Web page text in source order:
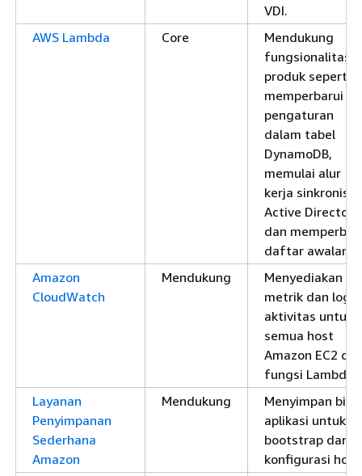
VDI.
AWS Lambda
Core
Mendukung
fungsionalitas
produk seperti
memperbarui
pengaturan
dalam tabel
DynamoDB,
memulai alur
kerja
Active Directory,
dan
daftar awalan.
Amazon
CloudWatch
Mendukung
Menyediakan
metrik dan log
aktivitas untuk
semua host
Amazon EC2
fungsi Lambda.
Layanan
Penyimpanan
Sederhana
Amazon
Mendukung
Menyimpan
aplikasi untuk
bootstrap dan
konfigurasi